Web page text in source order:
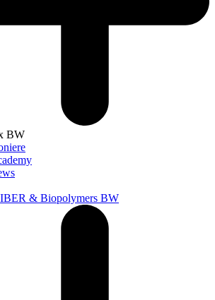
BW
& Biopolymers BW